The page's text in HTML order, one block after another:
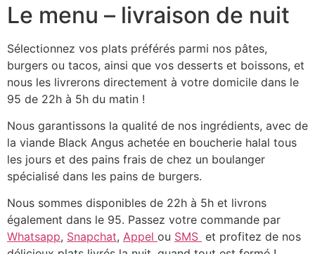
Le menu – livraison de nuit
Sélectionnez vos plats préférés parmi nos pâtes,
burgers ou tacos, ainsi que vos desserts et boissons, et
nous les livrerons directement à votre domicile dans le
95 de 22h à 5h du matin !
Nous garantissons la qualité de nos ingrédients, avec de
la viande Black Angus achetée en boucherie halal tous
les jours et des pains frais de chez un boulanger
spécialisé dans les pains de burgers.
Nous sommes disponibles de 22h à 5h et livrons
également dans le 95. Passez votre commande par
Whatsapp, Snapchat, Appel ou SMS et profitez de nos